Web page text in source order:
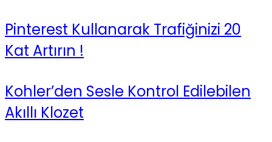
Pinterest Kullanarak Trafiğinizi 20
Kat Artırın !
Kohler’den Sesle Kontrol Edilebilen
Akıllı Klozet